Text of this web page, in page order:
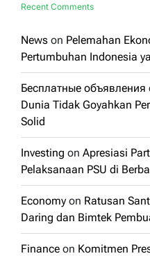
Recent Comments
News on Pelemahan
Pertumbuhan Indonesia
Бесплатные объявления
Dunia Tidak Goyahkan
Solid
Investing on Apresiasi
Pelaksanaan PSU di
Economy on Ratusan
Daring dan Bimtek
Finance on Komitmen